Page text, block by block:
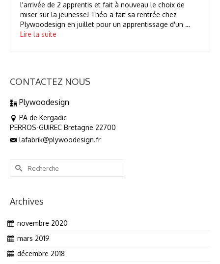
l'arrivée de 2 apprentis et fait à nouveau le choix de
miser sur la jeunesse! Théo a fait sa rentrée chez
Plywoodesign en juillet pour un apprentissage d'un …
Lire la suite
CONTACTEZ NOUS
Plywoodesign
PA de Kergadic
PERROS-GUIREC Bretagne 22700
lafabrik@plywoodesign.fr
Rechercher :
Archives
novembre 2020
mars 2019
décembre 2018